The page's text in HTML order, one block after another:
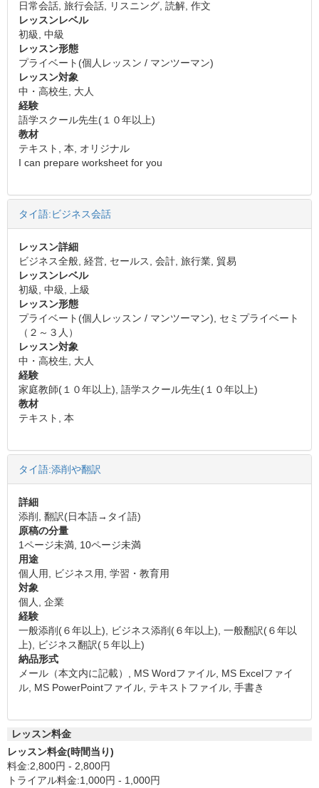
日常会話, 旅行会話, リスニング, 読解, 作文
レッスンレベル
初級, 中級
レッスン形態
プライベート(個人レッスン / マンツーマン)
レッスン対象
中・高校生, 大人
経験
語学スクール先生(１０年以上)
教材
テキスト, 本, オリジナル
I can prepare worksheet for you
タイ語:ビジネス会話
レッスン詳細
ビジネス全般, 経営, セールス, 会計, 旅行業, 貿易
レッスンレベル
初級, 中級, 上級
レッスン形態
プライベート(個人レッスン / マンツーマン), セミプライベート
（２～３人）
レッスン対象
中・高校生, 大人
経験
家庭教師(１０年以上), 語学スクール先生(１０年以上)
教材
テキスト, 本
タイ語:添削や翻訳
詳細
添削, 翻訳(日本語→タイ語)
原稿の分量
1ページ未満, 10ページ未満
用途
個人用, ビジネス用, 学習・教育用
対象
個人, 企業
経験
一般添削(６年以上), ビジネス添削(６年以上), 一般翻訳(６年以
上), ビジネス翻訳(５年以上)
納品形式
メール（本文内に記載）, MS Wordファイル, MS Excelファイ
ル, MS PowerPointファイル, テキストファイル, 手書き
レッスン料金
レッスン料金(時間当り)
料金:2,800円 - 2,800円
トライアル料金:1,000円 - 1,000円